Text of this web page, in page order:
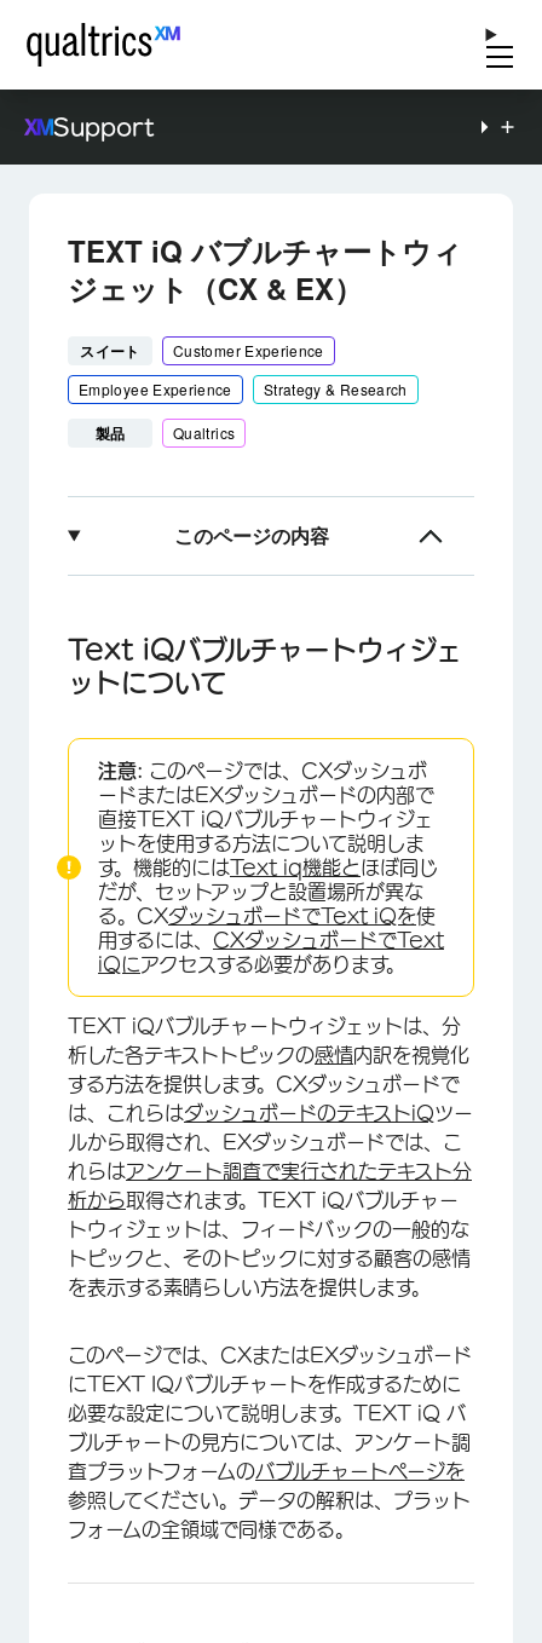
Support
TEXT iQ バブルチャートウィ
ジェット（CX & EX）
スイート
Customer Experience
Employee Experience
Strategy & Research
製品 Qualtrics
このページの内容
インダッシュボードTEXT iQセットアップ
EXダッシュボードテキスト iQセットアップ
トピック別フィルター
FAQs
Text iQバブルチャートウィジェ
ットについて
注意: このページでは、CXダッシュボ
ードまたはEXダッシュボードの内部で
直接TEXT iQバブルチャートウィジェ
ットを使用する方法について説明しま
す。機能的にはText iq機能とほぼ同じ
だが、セットアップと設置場所が異な
る。CXダッシュボードでText iQを使
用するには、 CXダッシュボードでText
iQにアクセスする必要があります。
TEXT iQバブルチャートウィジェットは、分
析した各テキストトピックの感情内訳を視覚化
する方法を提供します。CXダッシュボードで
は、これらはダッシュボードのテキストiQツー
ルから取得され、EXダッシュボードでは、こ
れらはアンケート調査で実行されたテキスト分
析から取得されます。TEXT iQバブルチャー
トウィジェットは、フィードバックの一般的な
トピックと、そのトピックに対する顧客の感情
を表示する素晴らしい方法を提供します。
このページでは、CXまたはEXダッシュボード
にTEXT IQバブルチャートを作成するために
必要な設定について説明します。TEXT iQ バ
ブルチャートの見方については、アンケート調
査プラットフォームのバブルチャートページを
参照してください。データの解釈は、プラット
フォームの全領域で同様である。